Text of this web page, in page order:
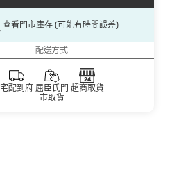
查看門市庫存 (可能有時間誤差)
配送方式
宅配到府 屈臣氏門
市取貨
超商取貨